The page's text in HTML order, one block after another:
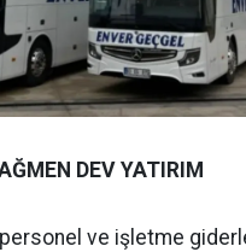
DEV YATIRIM
personel ve işletme